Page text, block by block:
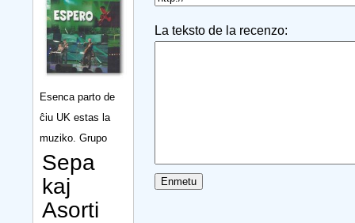
Esenca parto de
ĉiu UK estas la
muziko. Grupo
Sepa
kaj
Asorti
La teksto de la recenzo: